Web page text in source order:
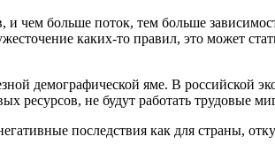
чем больше поток, тем больше
каких-то правил, это может
демографической яме. В российской
ресурсов, не будут работать трудовые
последствия как для страны,